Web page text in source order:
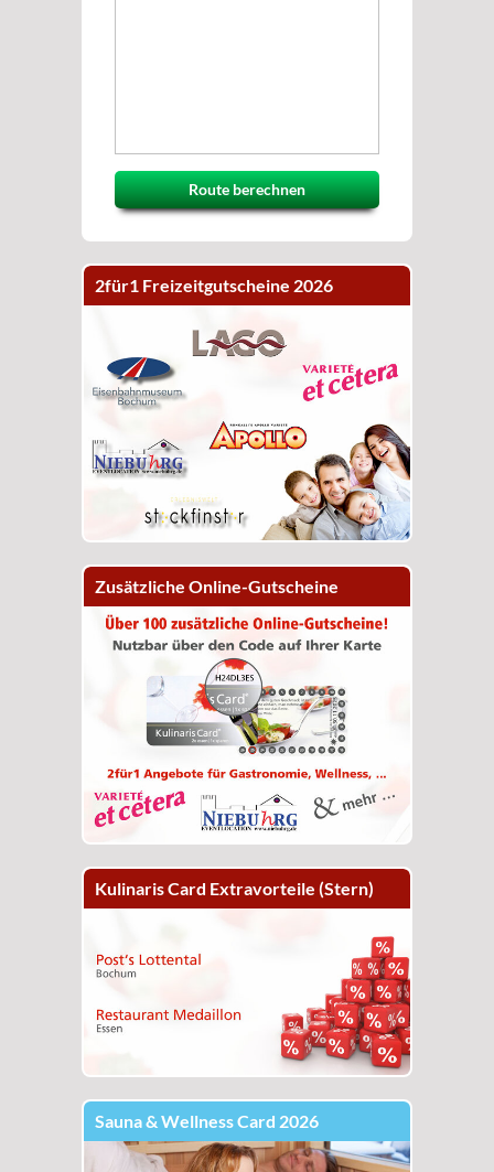
Route berechnen
2für1 Freizeitgutscheine 2026
Zusätzliche Online-Gutscheine
Kulinaris Card Extravorteile (Stern)
Sauna & Wellness Card 2026